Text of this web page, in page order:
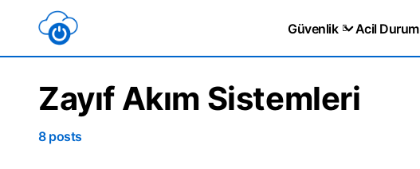
Güvenlik Acil Durum
Zayıf Akım Sistemleri
8 posts